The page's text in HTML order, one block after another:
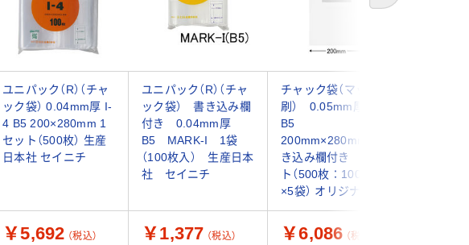
ユニパック（R）（チャ
ック袋） 0.04mm厚 I-
4 B5 200×280mm 1
セット（500枚） 生産
日本社 セイニチ
ユニパック（R）（チャ
ック袋） 書き込み欄
付き 0.04mm厚
B5 MARK-I 1袋
（100枚入） 生産日本
社 セイニチ
チャック袋（マット印
刷） 0.05mm厚
B5
200mm×280mm 書
き込み欄付き 1セッ
ト（500枚：100枚入
×5袋） オリジナル
￥5,692 （税込） ￥1,377 （税込） ￥6,086 （税込）